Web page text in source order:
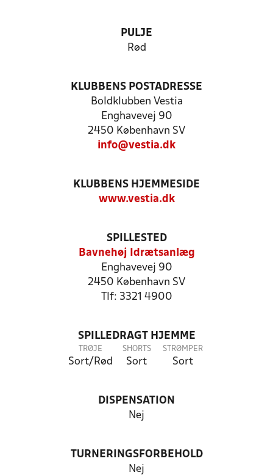
PULJE
Rød
KLUBBENS POSTADRESSE
Boldklubben Vestia
Enghavevej 90
2450 København SV
info@vestia.dk
KLUBBENS HJEMMESIDE
www.vestia.dk
SPILLESTED
Bavnehøj Idrætsanlæg
Enghavevej 90
2450 København SV
Tlf: 3321 4900
SPILLEDRAGT HJEMME
TRØJE
Sort/Rød
SHORTS
Sort
STRØMPER
Sort
DISPENSATION
Nej
TURNERINGSFORBEHOLD
Nej